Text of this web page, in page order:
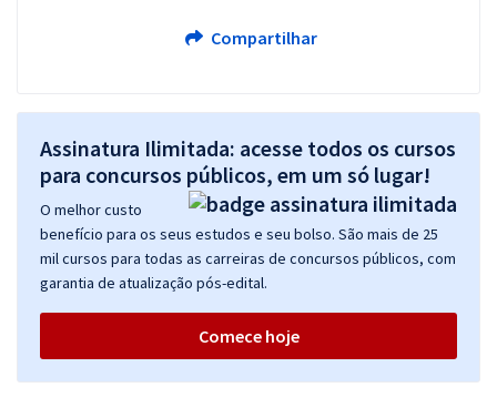
Compartilhar
Assinatura Ilimitada: acesse todos os cursos
para concursos públicos, em um só lugar!
O melhor custo
benefício para os seus estudos e seu bolso. São mais de 25
mil cursos para todas as carreiras de concursos públicos, com
garantia de atualização pós-edital.
Comece hoje